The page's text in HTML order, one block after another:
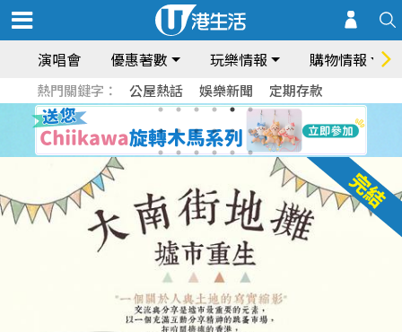
演唱會 優惠著數 玩樂情報 購物情報
熱門關鍵字： 公屋熱話 娛樂新聞 定期存款